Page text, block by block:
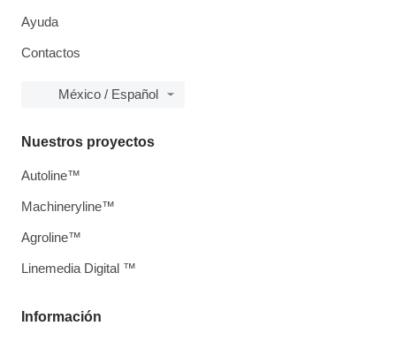
Ayuda
Contactos
México / Español
Información
Nuestros proyectos
Autoline™
Machineryline™
Agroline™
Linemedia Digital ™